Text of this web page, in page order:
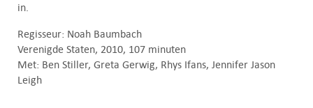
in.
Regisseur: Noah Baumbach
Verenigde Staten, 2010, 107 minuten
Met: Ben Stiller, Greta Gerwig, Rhys Ifans, Jennifer Jason
Leigh